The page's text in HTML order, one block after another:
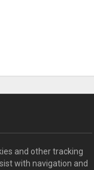
and other tracking
with navigation and